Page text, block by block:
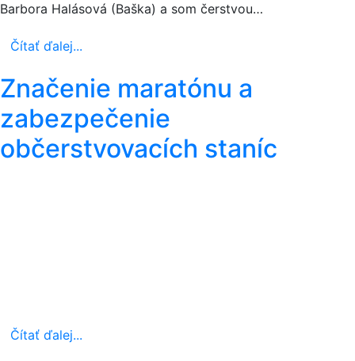
Barbora Halásová (Baška) a som čerstvou…
Čítať ďalej...
Značenie maratónu a
zabezpečenie
občerstvovacích staníc
Čítať ďalej...